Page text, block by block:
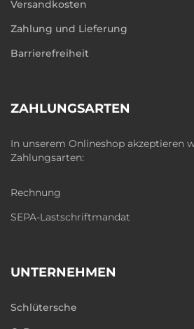
Versandkosten
Zahlung und Lieferung
Barrierefreiheit
ZAHLUNGSARTEN
In unserem Onlineshop akzeptieren
Zahlungsarten:
Rechnung
SEPA-Lastschriftmandat
UNTERNEHMEN
Schlütersche